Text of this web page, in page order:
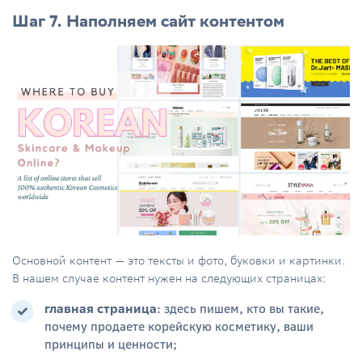
Шаг 7. Наполняем сайт контентом
Основной контент — это тексты и фото, буковки и картинки.
В нашем случае контент нужен на следующих страницах:
главная страница: здесь пишем, кто вы такие,
почему продаете корейскую косметику, ваши
принципы и ценности;